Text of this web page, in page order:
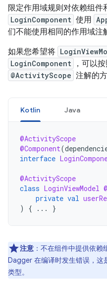
限定作用域规则对依赖组
LoginComponent 使用
们不能使用相同的作用域注
如果您希望将
LoginComponent ，可以
@ActivityScope 注解的
Kotlin Java
@ActivityScope
@Component(
interface
@ActivityScope
class LoginViewModel
private val
)
{ ... }
注意 ：不在组件中提供依
Dagger 在编译时发生错误，这
类型。